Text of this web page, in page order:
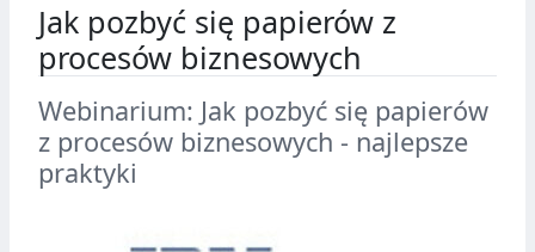
Jak pozbyć się papierów z
procesów biznesowych
Webinarium: Jak pozbyć się papierów
z procesów biznesowych - najlepsze
praktyki